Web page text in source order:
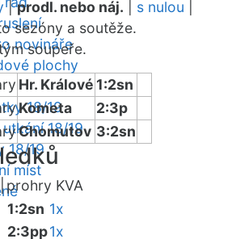
novináře
plochy
18/19
18/19
18/19
míst
|prodl. nebo náj. s nulou
sezóny a soutěže.
soupeře.
Hr. Králové 1:2sn
Kometa
2:3p
Chomutov 3:2sn
prohry KVA
1:2sn 1x
2:3pp1x